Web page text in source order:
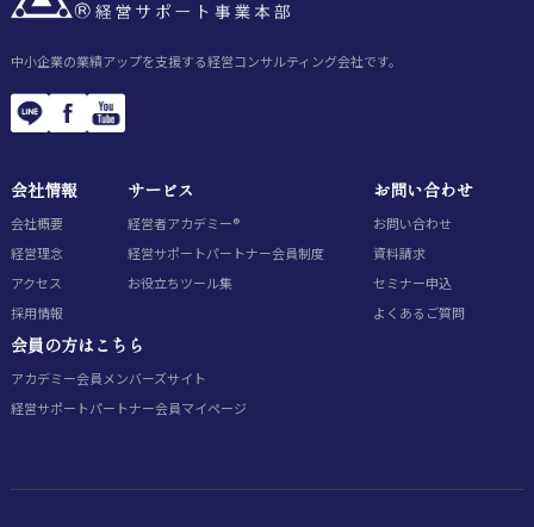
中小企業の業績アップを支援する経営コンサルティング会社です。
会社情報
会社概要
経営理念
アクセス
採用情報
サービス
経営者アカデミー®
経営サポートパートナー会員制度
お役立ちツール集
お問い合わせ
お問い合わせ
資料請求
セミナー申込
よくあるご質問
会員の方はこちら
アカデミー会員メンバーズサイト
経営サポートパートナー会員マイページ